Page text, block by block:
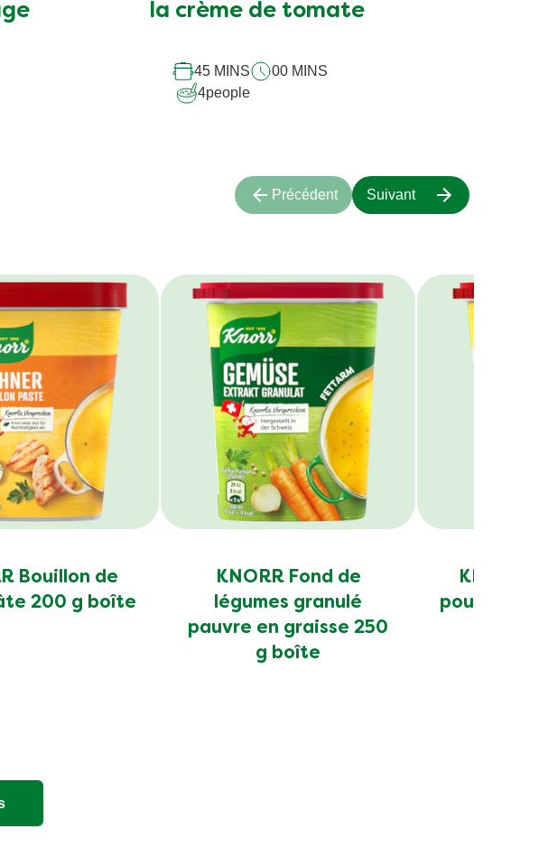
la crème de tomate
45 MINS
00 MINS
4people
Bouillon de
200 g boîte
KNORR Fond de
légumes granulé
pauvre en graisse 250
g boîte
KNORR
poule
Précédent Suivant